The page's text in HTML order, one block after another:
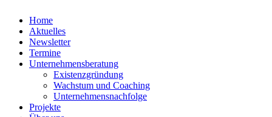
Home
Aktuelles
Newsletter
Termine
Unternehmensberatung
Existenzgründung
Wachstum und Coaching
Unternehmensnachfolge
Projekte